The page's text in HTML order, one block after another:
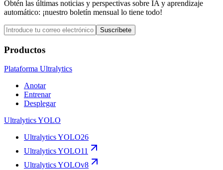
Obtén las últimas noticias y perspectivas sobre IA y aprendizaje
automático: ¡nuestro boletín mensual lo tiene todo!
Suscríbete
Productos
Plataforma Ultralytics
Anotar
Entrenar
Desplegar
Ultralytics YOLO
Ultralytics YOLO26
Ultralytics YOLO11
Ultralytics YOLOv8